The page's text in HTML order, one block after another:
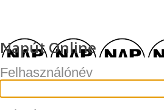
Napút Online
Felhasználónév